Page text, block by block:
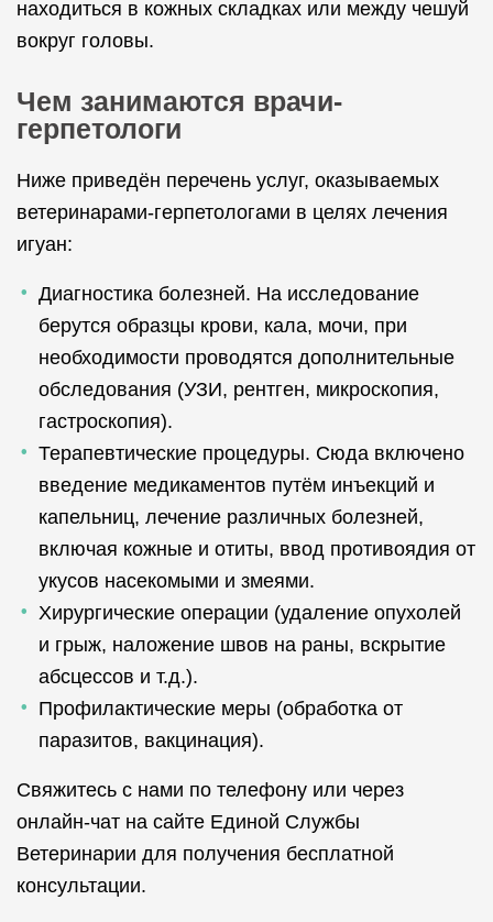
находиться в кожных складках или между чешуй
вокруг головы.
Чем занимаются врачи-
герпетологи
Ниже приведён перечень услуг, оказываемых
ветеринарами-герпетологами в целях лечения
игуан:
Диагностика болезней. На исследование
берутся образцы крови, кала, мочи, при
необходимости проводятся дополнительные
обследования (УЗИ, рентген, микроскопия,
гастроскопия).
Терапевтические процедуры. Сюда включено
введение медикаментов путём инъекций и
капельниц, лечение различных болезней,
включая кожные и отиты, ввод противоядия от
укусов насекомыми и змеями.
Хирургические операции (удаление опухолей
и грыж, наложение швов на раны, вскрытие
абсцессов и т.д.).
Профилактические меры (обработка от
паразитов, вакцинация).
Свяжитесь с нами по телефону или через
онлайн-чат на сайте Единой Службы
Ветеринарии для получения бесплатной
консультации.